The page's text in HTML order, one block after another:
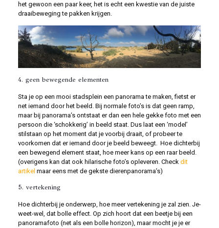
het gewoon een paar keer, het is echt een kwestie van de juiste
draaibeweging te pakken krijgen.
4. geen bewegende elementen
Sta je op een mooi stadsplein een panorama te maken, fietst er
net iemand door het beeld. Bij normale foto’s is dat geen ramp,
maar bij panorama’s ontstaat er dan een hele gekke foto met een
persoon die ‘schokkerig’ in beeld staat. Dus laat een ‘model’
stilstaan op het moment dat je voorbij draait, of probeer te
voorkomen dat er iemand door je beeld beweegt. Hoe dichterbij
een bewegend element staat, hoe meer kans op een raar beeld.
(overigens kan dat ook hilarische foto’s opleveren. Check dit
artikel maar eens met de gekste dierenpanorama’s)
5. vertekening
Hoe dichterbij je onderwerp, hoe meer vertekening je zal zien. Je-
weet-wel, dat bolle effect. Op zich hoort dat een beetje bij een
panoramafoto (net als een bolle horizon), maar mocht je je er